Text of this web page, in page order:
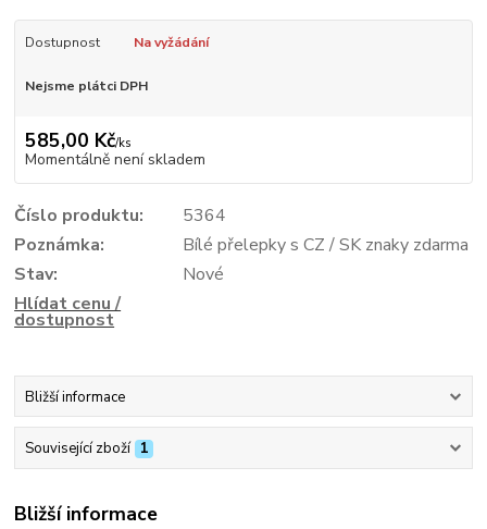
Dostupnost Na vyžádání
Nejsme plátci DPH
585,00 Kč/ks
Momentálně není skladem
Číslo produktu:
5364
Poznámka:
Bílé přelepky s CZ / SK znaky zdarma
Stav:
Nové
Hlídat cenu /
dostupnost
Bližší informace
Související zboží 1
Bližší informace